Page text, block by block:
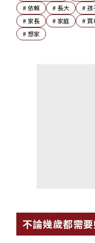
#依賴 # 長大 #孩
# 家長 # 家庭 # 買
#想家
不論幾歲都需要